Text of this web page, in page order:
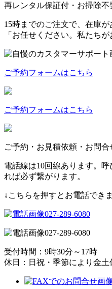
再レンタル保証付・お掃除不
15時までのご注文で、 在庫が
「お任せください。私たちが
ご予約フォームはこちら
ご予約フォームはこちら
ご予約・お見積依頼・お問
電話線は10回線あります。
れば必ず繋がります。
↓こちらを押すとお電話でき
027-289-6080
027-289-6080
受付時間：9時30分～17時
休日：日祝・季節により金